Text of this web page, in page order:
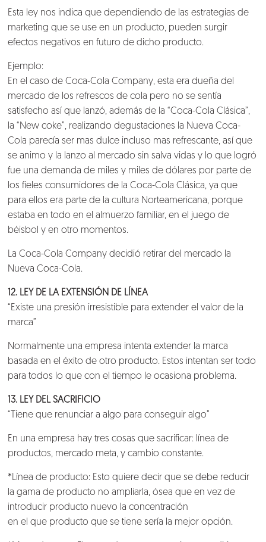
Esta ley nos indica que dependiendo de las estrategias de
marketing que se use en un producto, pueden surgir
efectos negativos en futuro de dicho producto.
Ejemplo:
En el caso de Coca-Cola Company, esta era dueña del
mercado de los refrescos de cola pero no se sentía
satisfecho así que lanzó, además de la “Coca-Cola Clásica”,
la “New coke”, realizando degustaciones la Nueva Coca-
Cola parecía ser mas dulce incluso mas refrescante, así que
se animo y la lanzo al mercado sin salva vidas y lo que logró
fue una demanda de miles y miles de dólares por parte de
los fieles consumidores de la Coca-Cola Clásica, ya que
para ellos era parte de la cultura Norteamericana, porque
estaba en todo en el almuerzo familiar, en el juego de
béisbol y en otro momentos.
La Coca-Cola Company decidió retirar del mercado la
Nueva Coca-Cola.
12. LEY DE LA EXTENSIÓN DE LÍNEA
“Existe una presión irresistible para extender el valor de la
marca”
Normalmente una empresa intenta extender la marca
basada en el éxito de otro producto. Estos intentan ser todo
para todos lo que con el tiempo le ocasiona problema.
13. LEY DEL SACRIFICIO
“Tiene que renunciar a algo para conseguir algo”
En una empresa hay tres cosas que sacrificar: línea de
productos, mercado meta, y cambio constante.
*Línea de producto: Esto quiere decir que se debe reducir
la gama de producto no ampliarla, ósea que en vez de
introducir producto nuevo la concentración
en el que producto que se tiene sería la mejor opción.